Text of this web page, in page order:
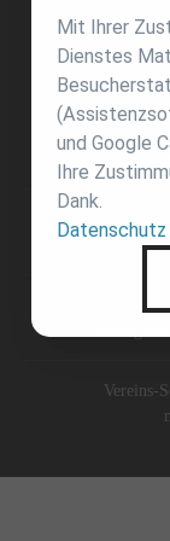
Vereins-
Mit Ihrer
Dienstes
und Google
Ihre
Dank.
Datenschutz